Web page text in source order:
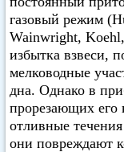
газовый режим
Wainwright,
избытка взвеси,
мелководные
дна. Однако в
прорезающих его
отливные
они повреждают